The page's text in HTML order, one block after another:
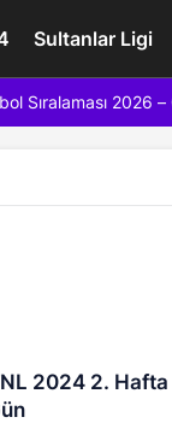
Sultanlar Ligi
Sıralaması 2026
2024 2. Hafta